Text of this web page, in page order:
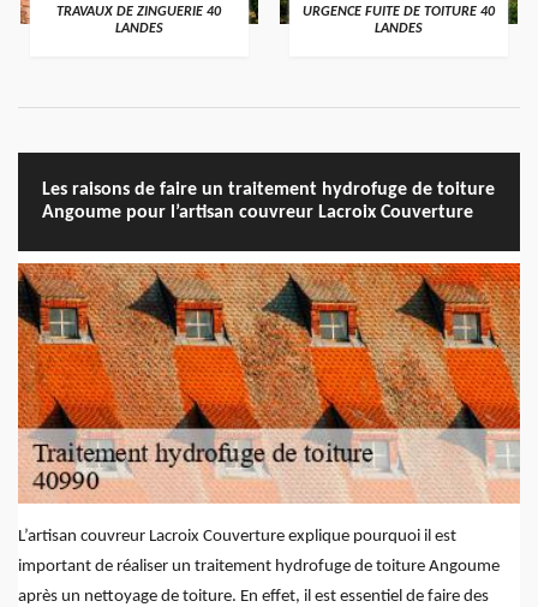
TRAVAUX DE ZINGUERIE 40
LANDES
URGENCE FUITE DE TOITURE 40
LANDES
Les raisons de faire un traitement hydrofuge de toiture
Angoume pour l’artisan couvreur Lacroix Couverture
L’artisan couvreur Lacroix Couverture explique pourquoi il est
important de réaliser un traitement hydrofuge de toiture Angoume
après un nettoyage de toiture. En effet, il est essentiel de faire des